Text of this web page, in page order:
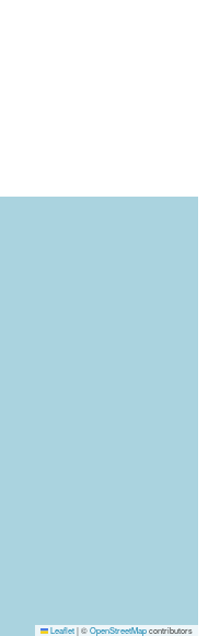
Leaflet|©OpenStreetMapcontributors